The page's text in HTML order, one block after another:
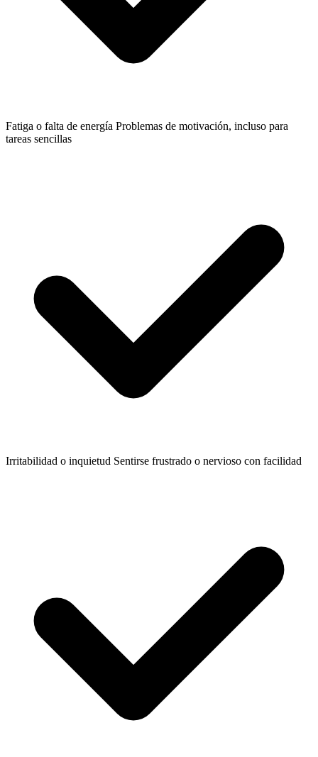
Fatiga o falta de energía Problemas de motivación, incluso para
tareas sencillas
Irritabilidad o inquietud Sentirse frustrado o nervioso con facilidad